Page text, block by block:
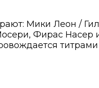
Мики Леон /
Фирас Насер